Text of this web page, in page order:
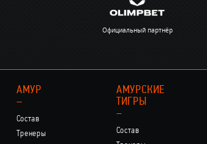
Официальный партнёр
АМУР
–
Состав
Тренеры
АМУРСКИЕ
ТИГРЫ
–
Состав